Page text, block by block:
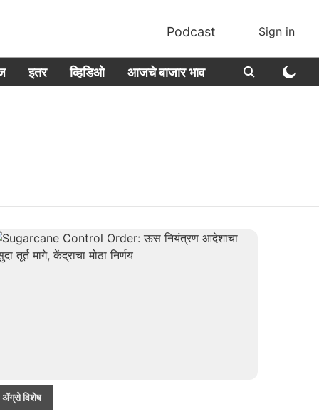
Podcast Sign in
इतर व्हिडिओ आजचे बाजार भाव
ॲग्रो विशेष